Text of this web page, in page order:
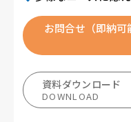
お問合せ （即納
資料ダウンロード
DOWNLOAD